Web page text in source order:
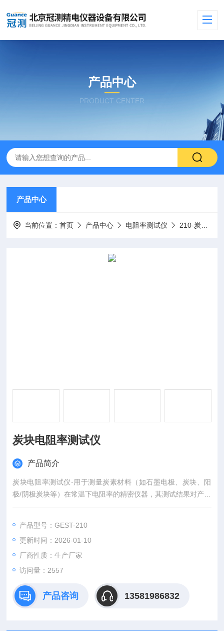
产品中心
PRODUCT CENTER
产品中心
当前位置：首页 产品中心 电阻率测试仪 210-炭块电阻率测试仪
炭块电阻率测试仪
产品简介
炭块电阻率测试仪-用于测量炭素材料（如石墨电极、炭块、阳
极/阴极炭块等）在常温下电阻率的精密仪器，其测试结果对产品
质量控制、工艺优化及研发至关重要。
产品型号：GEST-210
更新时间：2026-01-10
厂商性质：生产厂家
访问量：2557
产品咨询 13581986832